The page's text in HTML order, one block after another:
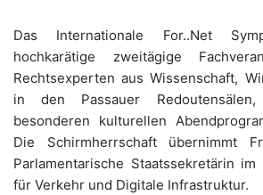
Das Internationale For..Net
hochkarätige zweitägige
Rechtsexperten aus Wissenschaft,
in den Passauer
besonderen kulturellen
Die Schirmherrschaft übernimmt
Parlamentarische Staatssekretärin im
für Verkehr und Digitale Infrastruktur.